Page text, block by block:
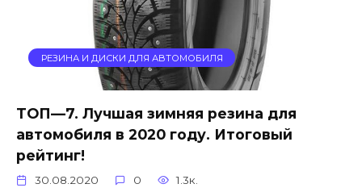
РЕЗИНА И ДИСКИ ДЛЯ АВТОМОБИЛЯ
ТОП—7. Лучшая зимняя резина для
автомобиля в 2020 году. Итоговый
рейтинг!
30.08.2020 0 1.3к.